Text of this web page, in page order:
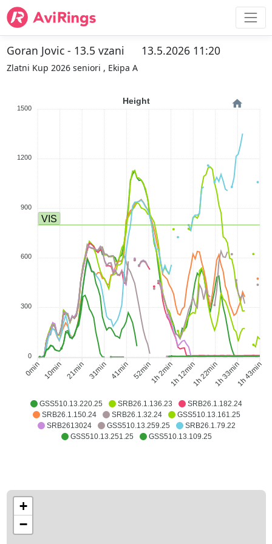
Goran Jovic - 13.5 vzani 13.5.2026 11:20
Zlatni Kup 2026 seniori , Ekipa A
GSS510.13.220.25 SRB26.1.136.23
SRB26.1.182.24
SRB26.1.150.24
SRB26.1.32.24
GSS510.13.161.25
SRB2613024
GSS510.13.259.25
SRB26.1.79.22
GSS510.13.251.25
GSS510.13.109.25
Height
1500
1200
900
600
300
0
0min 10min 21min 31min 41min 52min1h 2min1h 12min1h 22min1h 33min1h 43min
VIS
+
−